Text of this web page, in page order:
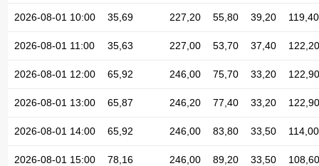
2026-08-01 10:00 35,69 227,20 55,80 39,20 119,40
2026-08-01 11:00 35,63 227,00 53,70 37,40 122,20
2026-08-01 12:00 65,92 246,00 75,70 33,20 122,90
2026-08-01 13:00 65,87 246,20 77,40 33,20 122,90
2026-08-01 14:00 65,92 246,00 83,80 33,50 114,00
2026-08-01 15:00 78,16 246,00 89,20 33,50 108,60